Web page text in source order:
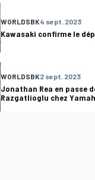
WORLDSBK4 sept. 2023
Kawasaki confirme le
WORLDSBK2 sept. 2023
Jonathan Rea en passe
Razgatlioglu chez